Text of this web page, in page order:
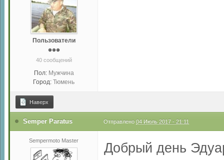
Пользователи
40 сообщений
Пол: Мужчина
Город: Тюмень
Наверх
Semper Paratus Отправлено 04 Июль 2017 - 21:11
Sempermoto Master
Добрый день